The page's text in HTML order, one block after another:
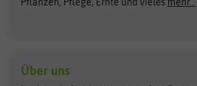
Gründünger
Kräutersamen
Benary
Über uns